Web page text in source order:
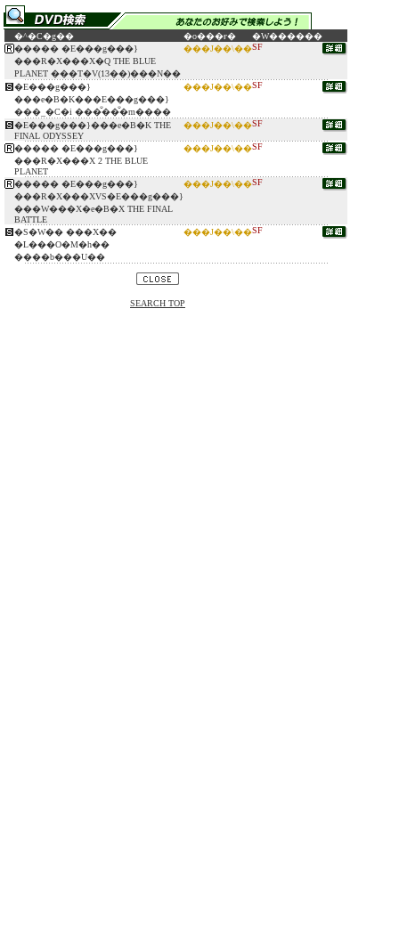
�^�C�g�� �o���ғ�
�W������
����� �E���g���}
���R�X���X�Q THE BLUE
PLANET ���T�V(13��)���N��
���J��\��SF
�E���g���}
���e�B�K���E���g���}
���_�C�i ���̐��̐�m����
���J��\��SF
�E���g���}���e�B�K THE
FINAL ODYSSEY
���J��\��SF
����� �E���g���}
���R�X���X 2 THE BLUE
PLANET
���J��\��SF
����� �E���g���}
���R�X���XVS�E���g���}
���W���X�e�B�X THE FINAL
BATTLE
���J��\��SF
�S�W�� ���X��
�L���O�M�h��
����b���U��
���J��\��SF
SEARCH TOP